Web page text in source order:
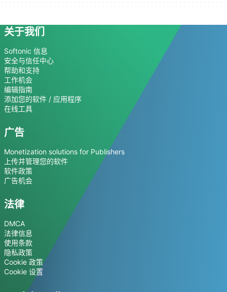
关于我们
Softonic 信息
安全与信任中心
帮助和支持
工作机会
编辑指南
添加您的软件 / 应用程序
在线工具
广告
Monetization solutions for Publishers
上传并管理您的软件
软件政策
广告机会
法律
DMCA
法律信息
使用条款
隐私政策
Cookie 政策
Cookie 设置